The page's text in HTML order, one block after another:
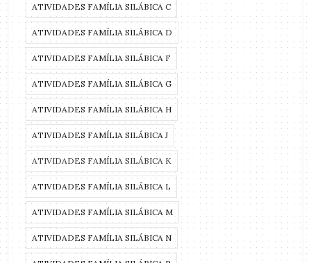
ATIVIDADES FAMÍLIA SILÁBICA C
ATIVIDADES FAMÍLIA SILÁBICA D
ATIVIDADES FAMÍLIA SILÁBICA F
ATIVIDADES FAMÍLIA SILÁBICA G
ATIVIDADES FAMÍLIA SILÁBICA H
ATIVIDADES FAMÍLIA SILÁBICA J
ATIVIDADES FAMÍLIA SILÁBICA K
ATIVIDADES FAMÍLIA SILÁBICA L
ATIVIDADES FAMÍLIA SILÁBICA M
ATIVIDADES FAMÍLIA SILÁBICA N